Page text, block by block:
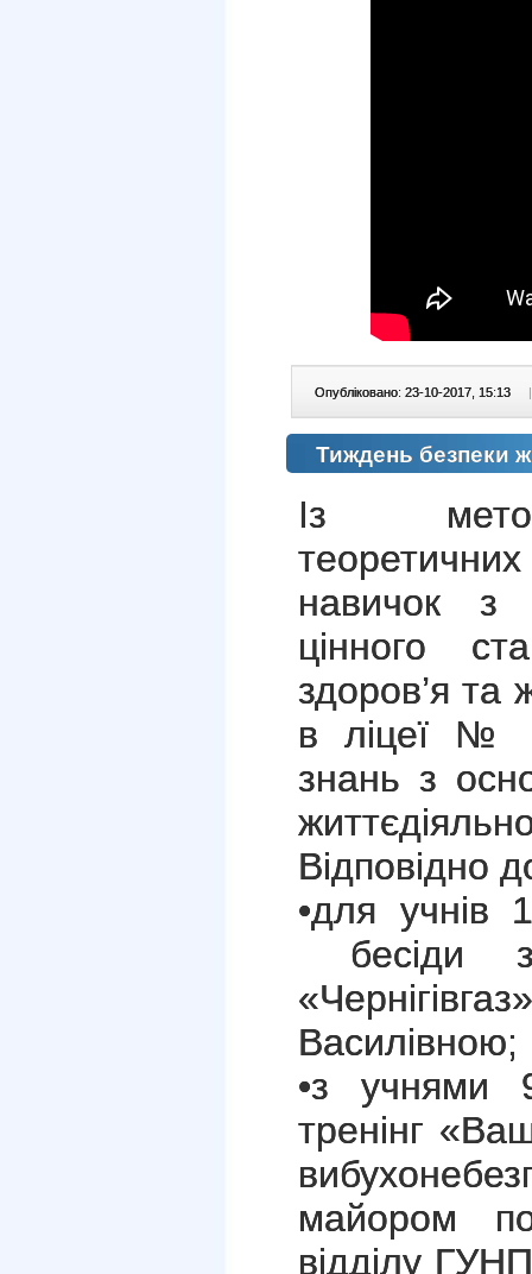
Опубліковано: 23-10-2017, 15:13 |
Тиждень безпеки
Із
навичок з
цінного
здоров’я та
в ліцеї №
знань з
Відповідно
•для учнів
бесіди
Василівною;
•з учнями
тренінг
майором
відділу